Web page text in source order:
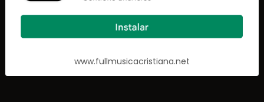
www.fullmusicacristiana.net